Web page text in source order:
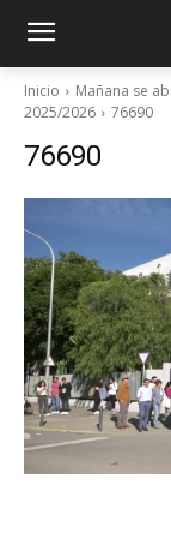
Inicio
Mañana se
2025/2026
76690
76690